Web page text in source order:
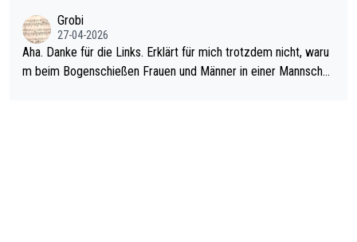
diese könnten teils wirksam behandelt werden! Dafür müsste
man nur zum Neurologen und nicht zum Mentaltrainer gehen…
Grobi
27-04-2026
Aha. Danke für die Links. Erklärt für mich trotzdem nicht, waru
m beim Bogenschießen Frauen und Männer in einer Mannschaf